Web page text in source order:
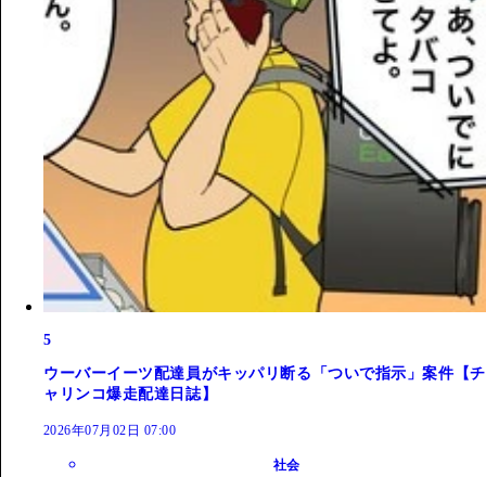
5
ウーバーイーツ配達員がキッパリ断る「ついで指示」案件【チ
ャリンコ爆走配達日誌】
2026年07月02日 07:00
社会